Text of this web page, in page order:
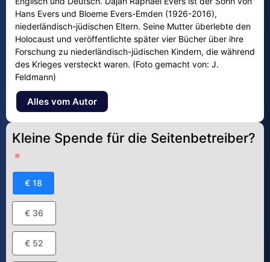
Hans Evers und Bloeme Evers-Emden (1926-2016),
niederländisch-jüdischen Eltern. Seine Mutter überlebte den
Holocaust und veröffentlichte später vier Bücher über ihre
Forschung zu niederländisch-jüdischen Kindern, die während
des Krieges versteckt waren. (Foto gemacht von: J.
Feldmann)
Alles vom Autor
Kleine Spende für die Seitenbetreiber?
€ 18
€ 36
€ 52